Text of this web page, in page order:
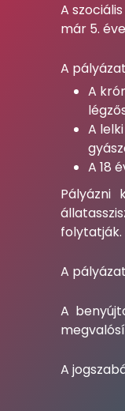
A
már 5.
A
A
A
A 18
Pályázni
folytatják.
A
A
A